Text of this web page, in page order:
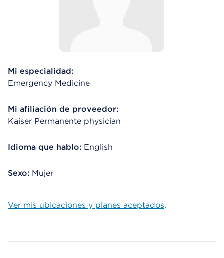
Mi especialidad:
Emergency Medicine
Mi afiliación de proveedor:
Kaiser Permanente physician
Idioma que hablo: English
Sexo: Mujer
Ver mis ubicaciones y planes aceptados.